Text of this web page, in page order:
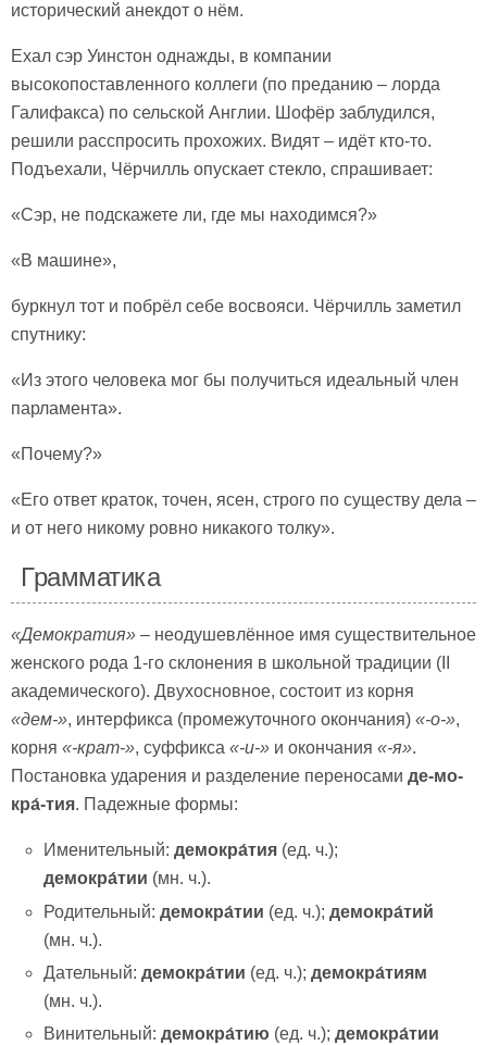
исторический анекдот о нём.
Ехал сэр Уинстон однажды, в компании
высокопоставленного коллеги (по преданию – лорда
Галифакса) по сельской Англии. Шофёр заблудился,
решили расспросить прохожих. Видят – идёт кто-то.
Подъехали, Чёрчилль опускает стекло, спрашивает:
«Сэр, не подскажете ли, где мы находимся?»
«В машине»,
буркнул тот и побрёл себе восвояси. Чёрчилль заметил
спутнику:
«Из этого человека мог бы получиться идеальный член
парламента».
«Почему?»
«Его ответ краток, точен, ясен, строго по существу дела –
и от него никому ровно никакого толку».
Грамматика
«Демократия» – неодушевлённое имя существительное
женского рода 1-го склонения в школьной традиции (II
академического). Двухосновное, состоит из корня
«дем-», интерфикса (промежуточного окончания) «-о-»,
корня «-крат-», суффикса «-и-» и окончания «-я».
Постановка ударения и разделение переносами де-мо-
кра́-тия. Падежные формы:
Именительный:демокра́тия (ед. ч.);
демокра́тии (мн. ч.).
Родительный: демокра́тии (ед. ч.);демокра́тий
(мн. ч.).
Дательный:демокра́тии (ед. ч.);демокра́тиям
(мн. ч.).
Винительный:демокра́тию (ед. ч.);демокра́тии